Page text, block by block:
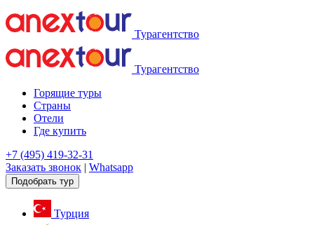
Турагентство
Турагентство
Горящие туры
Страны
Отели
Где купить
+7 (495) 419-32-31
Заказать звонок | Whatsapp
Подобрать тур
Турция